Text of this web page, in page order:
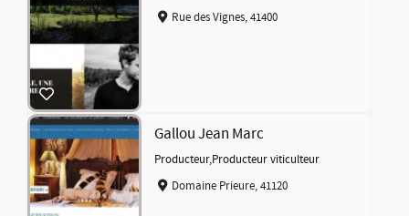
Rue des Vignes, 41400
Gallou Jean Marc
Producteur,Producteur viticulteur
Domaine Prieure, 41120